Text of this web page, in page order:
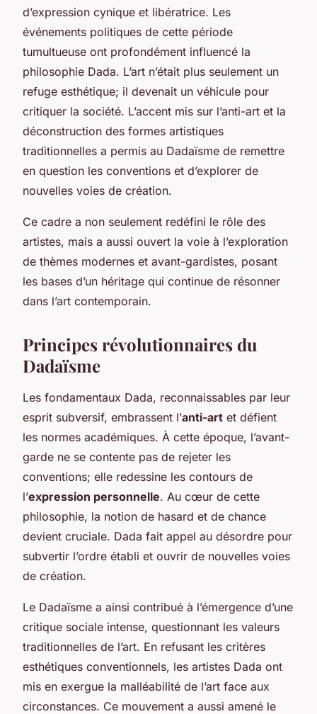
d’expression cynique et libératrice. Les
événements politiques de cette période
tumultueuse ont profondément influencé la
philosophie Dada. L’art n’était plus seulement un
refuge esthétique; il devenait un véhicule pour
critiquer la société. L’accent mis sur l’anti-art et la
déconstruction des formes artistiques
traditionnelles a permis au Dadaïsme de remettre
en question les conventions et d’explorer de
nouvelles voies de création.
Ce cadre a non seulement redéfini le rôle des
artistes, mais a aussi ouvert la voie à l’exploration
de thèmes modernes et avant-gardistes, posant
les bases d’un héritage qui continue de résonner
dans l’art contemporain.
Principes révolutionnaires du
Dadaïsme
Les fondamentaux Dada, reconnaissables par leur
esprit subversif, embrassent l’anti-art et défient
les normes académiques. À cette époque, l’avant-
garde ne se contente pas de rejeter les
conventions; elle redessine les contours de
l’expression personnelle. Au cœur de cette
philosophie, la notion de hasard et de chance
devient cruciale. Dada fait appel au désordre pour
subvertir l’ordre établi et ouvrir de nouvelles voies
de création.
Le Dadaïsme a ainsi contribué à l’émergence d’une
critique sociale intense, questionnant les valeurs
traditionnelles de l’art. En refusant les critères
esthétiques conventionnels, les artistes Dada ont
mis en exergue la malléabilité de l’art face aux
circonstances. Ce mouvement a aussi amené le